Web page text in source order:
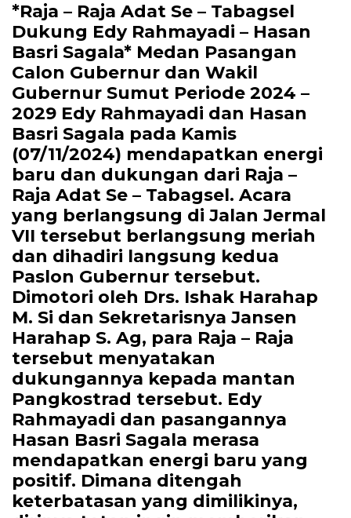
*Raja – Raja Adat Se – Tabagsel
Dukung Edy Rahmayadi – Hasan
Basri Sagala* Medan Pasangan
Calon Gubernur dan Wakil
Gubernur Sumut Periode 2024 –
2029 Edy Rahmayadi dan Hasan
Basri Sagala pada Kamis
(07/11/2024) mendapatkan energi
baru dan dukungan dari Raja –
Raja Adat Se – Tabagsel. Acara
yang berlangsung di Jalan Jermal
VII tersebut berlangsung meriah
dan dihadiri langsung kedua
Paslon Gubernur tersebut.
Dimotori oleh Drs. Ishak Harahap
M. Si dan Sekretarisnya Jansen
Harahap S. Ag, para Raja – Raja
tersebut menyatakan
dukungannya kepada mantan
Pangkostrad tersebut. Edy
Rahmayadi dan pasangannya
Hasan Basri Sagala merasa
mendapatkan energi baru yang
positif. Dimana ditengah
keterbatasan yang dimilikinya,